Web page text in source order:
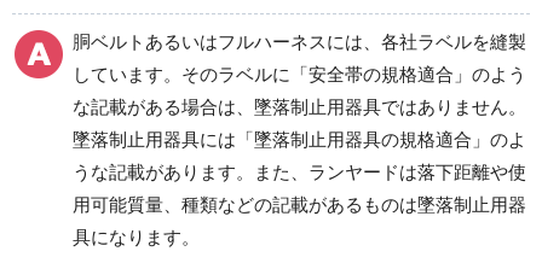
胴ベルト型 安全ブロック
ラクボNシステム
胴ベルトあるいはフルハーネスには、各社ラベルを縫製
しています。そのラベルに「安全帯の規格適合」のよう
な記載がある場合は、墜落制止用器具ではありません。
墜落制止用器具には「墜落制止用器具の規格適合」のよ
うな記載があります。また、ランヤードは落下距離や使
用可能質量、種類などの記載があるものは墜落制止用器
具になります。